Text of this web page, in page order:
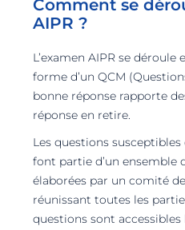
Comment se
AIPR ?
L’examen AIPR se déroule
forme d’un QCM
bonne réponse rapporte
réponse en retire.
Les questions susceptibles
font partie d’un ensemble
élaborées par un comité
réunissant toutes les
questions sont